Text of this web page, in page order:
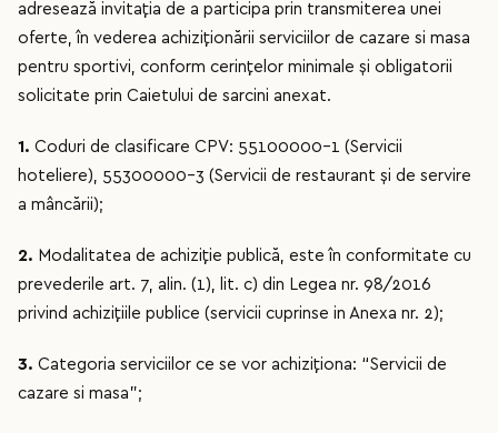
adresează invitaţia de a participa prin transmiterea unei
oferte, în vederea achiziţionării serviciilor de cazare si masa
pentru sportivi, conform cerințelor minimale și obligatorii
solicitate prin Caietului de sarcini anexat.
1. Coduri de clasificare CPV: 55100000-1 (Servicii
hoteliere), 55300000-3 (Servicii de restaurant şi de servire
a mâncării);
2. Modalitatea de achiziţie publică, este în conformitate cu
prevederile art. 7, alin. (1), lit. c) din Legea nr. 98/2016
privind achizițiile publice (servicii cuprinse in Anexa nr. 2);
3. Categoria serviciilor ce se vor achiziţiona: “Servicii de
cazare si masa”;